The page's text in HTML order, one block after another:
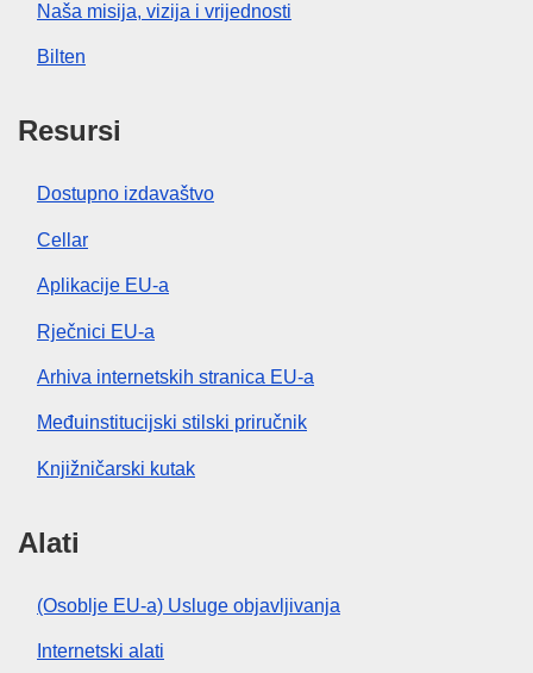
Naša misija, vizija i vrijednosti
Bilten
Resursi
Dostupno izdavaštvo
Cellar
Aplikacije EU-a
Rječnici EU-a
Arhiva internetskih stranica EU-a
Međuinstitucijski stilski priručnik
Knjižničarski kutak
Alati
(Osoblje EU-a) Usluge objavljivanja
Internetski alati